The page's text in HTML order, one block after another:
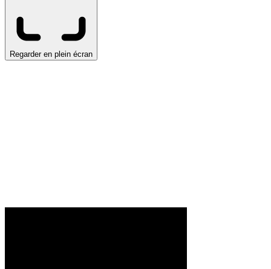
Regarder en plein écran